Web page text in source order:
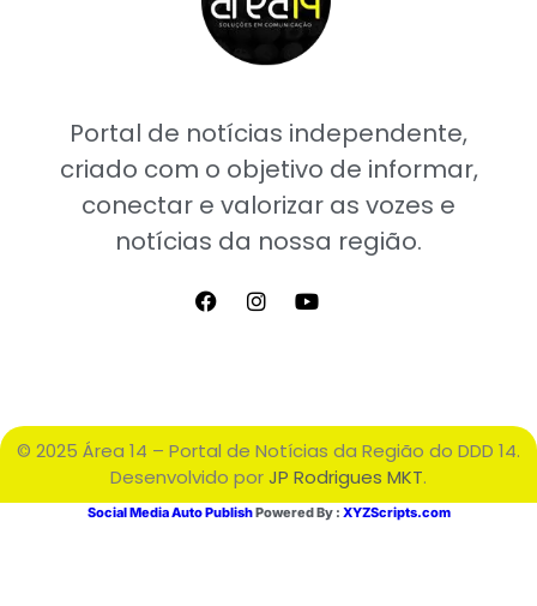
Portal de notícias independente,
criado com o objetivo de informar,
conectar e valorizar as vozes e
notícias da nossa região.
© 2025 Área 14 – Portal de Notícias da Região do DDD 14.
Desenvolvido porJP Rodrigues MKT.
Social Media Auto PublishPowered By : XYZScripts.com